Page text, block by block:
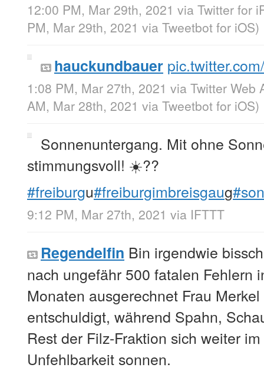
12:00 PM, Mar 29th, 2021 via Twitter for
PM, Mar 29th, 2021 via Tweetbot for iΟS)
hauckundbauer
1:08 PM, Mar 27th, 2021 via Twitter Web
AM, Mar 28th, 2021 via Tweetbot for iΟS)
Sonnenuntergang. Mit ohne
stimmungsvoll! ☀️??
#freiburgu#freiburgimbreisgaug
9:12 PM, Mar 27th, 2021 via IFTTT
Regendelfin Bin irgendwie
nach ungefähr 500 fatalen Fehlern
Monaten ausgerechnet Frau
entschuldigt, während Spahn,
Rest der Filz-Fraktion sich weiter
Unfehlbarkeit sonnen.